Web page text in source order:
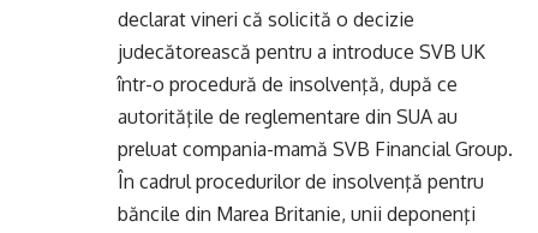
declarat vineri că solicită o decizie
judecătorească pentru a introduce SVB UK
într-o procedură de insolvenţă, după ce
autorităţile de reglementare din SUA au
preluat compania-mamă SVB Financial Group.
În cadrul procedurilor de insolvenţă pentru
băncile din Marea Britanie, unii deponenţi